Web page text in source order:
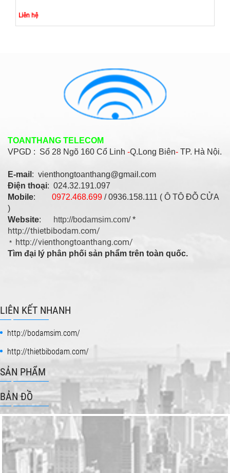
Liên hệ
TOANTHANG TELECOM
VPGD : Số 28 Ngõ 160 Cổ Linh -Q.Long Biên- TP. Hà Nội.
E-mail : vienthongtoanthang@gmail.com
Điện thoại: 024.32.191.097
Mobile: 0972.468.699 / 0936.158.111 ( Ô TÔ ĐỖ CỬA
)
Website: http://bodamsim.com/*
http://thietbibodam.com/
* http://vienthongtoanthang.com/
Tìm đại lý phân phối sản phẩm trên toàn quốc.
LIÊN KẾT NHANH
http://bodamsim.com/
http://thietbibodam.com/
SẢN PHẨM
BẢN ĐỒ